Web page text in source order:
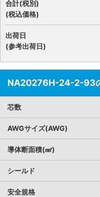
合計(税別)
(税込価格)
出荷日
(参考出荷日)
NA20276H-24-2-93
芯数
AWGサイズ(AWG)
導体断面積(㎟)
シールド
安全規格